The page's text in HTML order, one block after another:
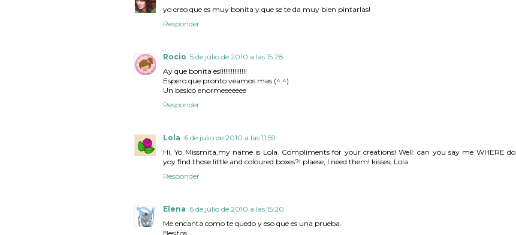
yo creo que es muy bonita y que se te da muy bien pintarlas!
Responder
Rocio 5 de julio de 2010 a las 15:28
Ay que bonita es!!!!!!!!!!!!!!!
Espero que pronto veamos mas (^.^)
Un besico enormeeeeeee
Responder
Lola 6 de julio de 2010 a las 11:59
Hi, Yo Missmita,my name is Lola. Compliments for your creations! Well: can you say me WHERE do
yoy find those little and coloured boxes?! plaese, I need them! kisses, Lola
Responder
Elena 6 de julio de 2010 a las 15:20
Me encanta como te quedo y eso que es una prueba.
Besitos